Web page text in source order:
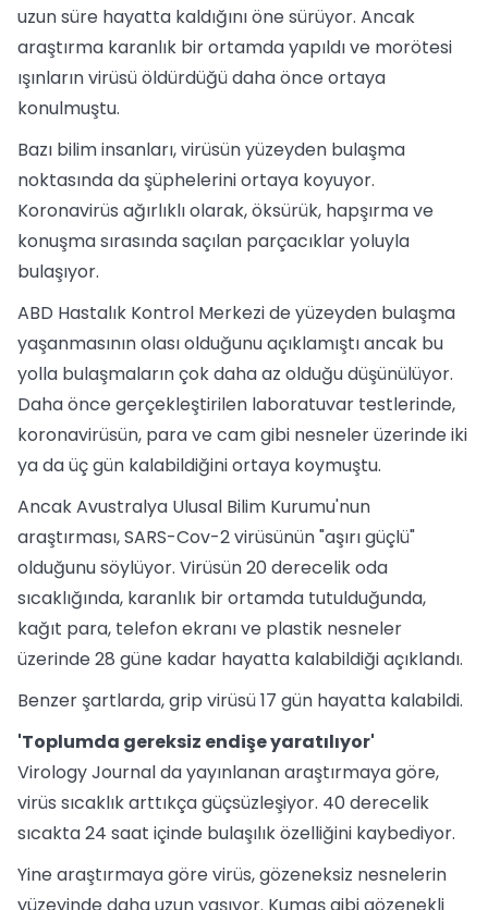
uzun süre hayatta kaldığını öne sürüyor. Ancak
araştırma karanlık bir ortamda yapıldı ve morötesi
ışınların virüsü öldürdüğü daha önce ortaya
konulmuştu.
Bazı bilim insanları, virüsün yüzeyden bulaşma
noktasında da şüphelerini ortaya koyuyor.
Koronavirüs ağırlıklı olarak, öksürük, hapşırma ve
konuşma sırasında saçılan parçacıklar yoluyla
bulaşıyor.
ABD Hastalık Kontrol Merkezi de yüzeyden bulaşma
yaşanmasının olası olduğunu açıklamıştı ancak bu
yolla bulaşmaların çok daha az olduğu düşünülüyor.
Daha önce gerçekleştirilen laboratuvar testlerinde,
koronavirüsün, para ve cam gibi nesneler üzerinde iki
ya da üç gün kalabildiğini ortaya koymuştu.
Ancak Avustralya Ulusal Bilim Kurumu'nun
araştırması, SARS-Cov-2 virüsünün "aşırı güçlü"
olduğunu söylüyor. Virüsün 20 derecelik oda
sıcaklığında, karanlık bir ortamda tutulduğunda,
kağıt para, telefon ekranı ve plastik nesneler
üzerinde 28 güne kadar hayatta kalabildiği açıklandı.
Benzer şartlarda, grip virüsü 17 gün hayatta kalabildi.
'Toplumda gereksiz endişe yaratılıyor'
Virology Journal da yayınlanan araştırmaya göre,
virüs sıcaklık arttıkça güçsüzleşiyor. 40 derecelik
sıcakta 24 saat içinde bulaşılık özelliğini kaybediyor.
Yine araştırmaya göre virüs, gözeneksiz nesnelerin